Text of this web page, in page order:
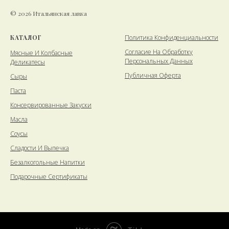
© 2026 Итальянская лавка
КАТАЛОГ
Мясные И Колбасные
Деликатесы
Сыры
Паста
Консервированные Закуски
Масла
Соусы
Сладости И Выпечка
Безалкогольные Напитки
Подарочные Сертификаты
Политика Конфиденциальности
Cогласие На Обработку
Персональных Данных
Публичная Оферта